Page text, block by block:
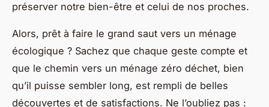
préserver notre bien-être et celui de nos proches.
Alors, prêt à faire le grand saut vers un ménage
écologique ? Sachez que chaque geste compte et
que le chemin vers un ménage zéro déchet, bien
qu’il puisse sembler long, est rempli de belles
découvertes et de satisfactions. Ne l’oubliez pas :